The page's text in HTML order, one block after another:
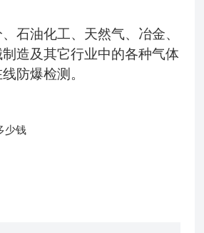
石油化工、 天然气、 冶金、
造及其它行业中的各种气体
防爆检测。